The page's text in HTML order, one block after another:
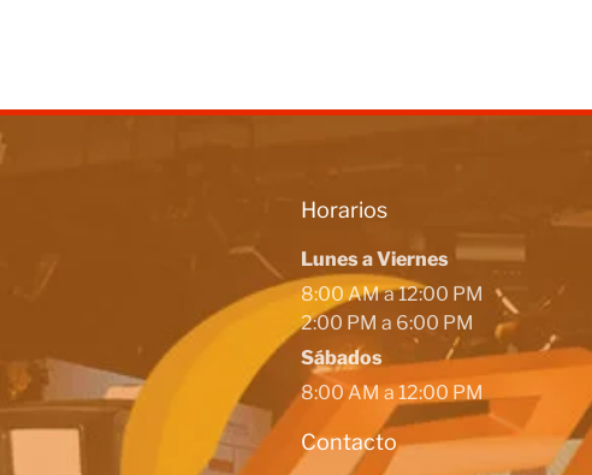
Horarios
Lunes a Viernes
8:00 AM a 12:00 PM
2:00 PM a 6:00 PM
Sábados
8:00 AM a 12:00 PM
Contacto